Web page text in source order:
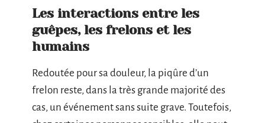
Les interactions entre les
guêpes, les frelons et les
humains
Redoutée pour sa douleur, la piqûre d’un
frelon reste, dans la très grande majorité des
cas, un événement sans suite grave. Toutefois,